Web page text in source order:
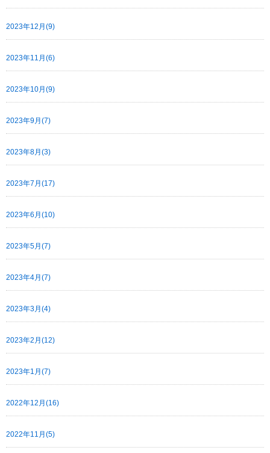
2023年12月(9)
2023年11月(6)
2023年10月(9)
2023年9月(7)
2023年8月(3)
2023年7月(17)
2023年6月(10)
2023年5月(7)
2023年4月(7)
2023年3月(4)
2023年2月(12)
2023年1月(7)
2022年12月(16)
2022年11月(5)